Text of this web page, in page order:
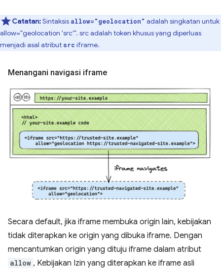
Catatan:Sintaksis allow="geolocation" adalah singkatan untuk
allow="geolocation 'src'". src adalah token khusus yang diperluas
menjadi asal atribut src iframe.
Menangani navigasi iframe
Secara default, jika iframe membuka origin lain, kebijakan
tidak diterapkan ke origin yang dibuka iframe. Dengan
mencantumkan origin yang dituju iframe dalam atribut
allow , Kebijakan Izin yang diterapkan ke iframe asli